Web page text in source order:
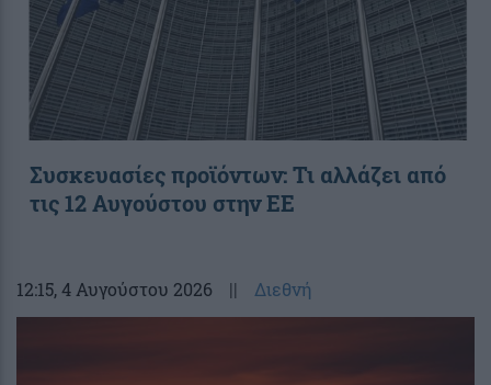
Συσκευασίες προϊόντων: Τι αλλάζει από
τις 12 Αυγούστου στην ΕΕ
12:15, 4 Αυγούστου 2026 || Διεθνή